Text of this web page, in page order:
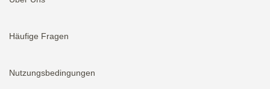
Häufige Fragen
Nutzungsbedingungen